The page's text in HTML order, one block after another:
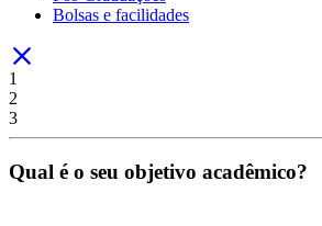
Bolsas e facilidades
1
2
3
Qual é o seu objetivo acadêmico?